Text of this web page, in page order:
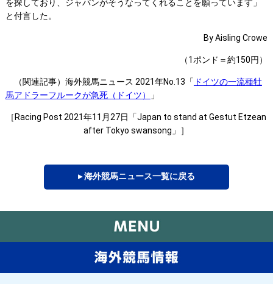
を探しており、ジャパンがそうなってくれることを願っています」
と付言した。
By Aisling Crowe
（1ポンド＝約150円）
（関連記事）海外競馬ニュース 2021年No.13「 ドイツの一流種牡
馬アドラーフルークが急死（ドイツ）
」
［Racing Post 2021年11月27日「Japan to stand at Gestut Etzean
after Tokyo swansong」］
▸ 海外競馬ニュース一覧に戻る